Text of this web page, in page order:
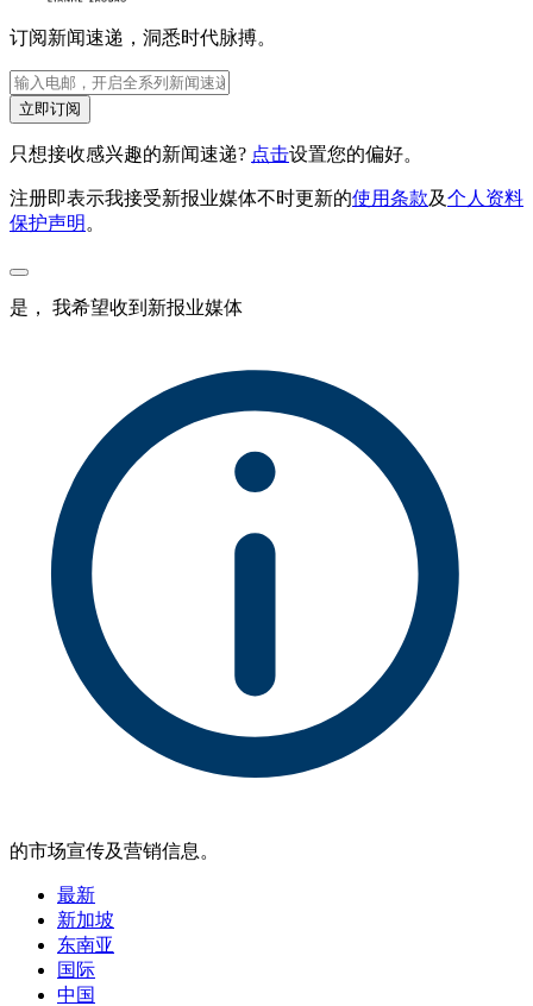
订阅新闻速递，洞悉时代脉搏。
立即订阅
只想接收感兴趣的新闻速递? 点击设置您的偏好。
注册即表示我接受新报业媒体不时更新的使用条款及个人资料
保护声明 。
是， 我希望收到新报业媒体
的市场宣传及营销信息。
最新
新加坡
东南亚
国际
中国